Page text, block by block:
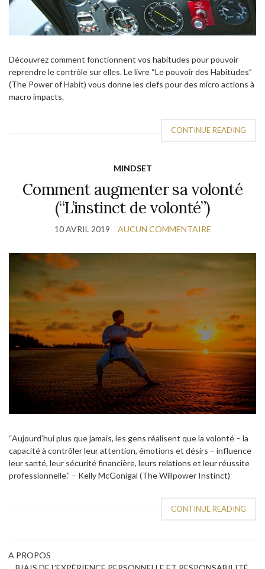
Découvrez comment fonctionnent vos habitudes pour pouvoir
reprendre le contrôle sur elles. Le livre “Le pouvoir des Habitudes”
(The Power of Habit) vous donne les clefs pour des micro actions à
macro impacts.
CONTINUE READING
MINDSET
Comment augmenter sa volonté
(“L’instinct de volonté”)
10 AVRIL 2019 AUCUN COMMENTAIRE
“Aujourd’hui plus que jamais, les gens réalisent que la volonté – la
capacité à contrôler leur attention, émotions et désirs – influence
leur santé, leur sécurité financière, leurs relations et leur réussite
professionnelle.” – Kelly McGonigal (The Willpower Instinct)
CONTINUE READING
A PROPOS